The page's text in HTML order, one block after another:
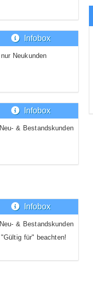
Infobox
nur Neukunden
Infobox
Neu- & Bestandskunden
Infobox
Neu- & Bestandskunden
"Gültig für" beachten!